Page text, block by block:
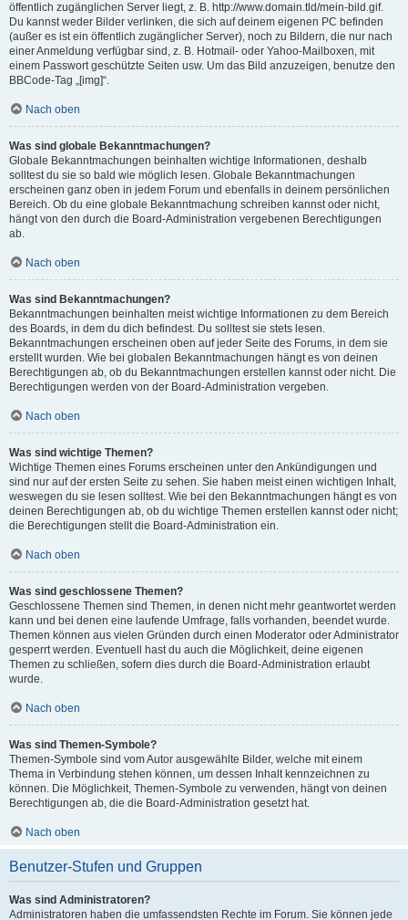
öffentlich zugänglichen Server liegt, z. B. http://www.domain.tld/mein-bild.gif.
Du kannst weder Bilder verlinken, die sich auf deinem eigenen PC befinden
(außer es ist ein öffentlich zugänglicher Server), noch zu Bildern, die nur nach
einer Anmeldung verfügbar sind, z. B. Hotmail- oder Yahoo-Mailboxen, mit
einem Passwort geschützte Seiten usw. Um das Bild anzuzeigen, benutze den
BBCode-Tag „[img]“.
Nach oben
Was sind globale Bekanntmachungen?
Globale Bekanntmachungen beinhalten wichtige Informationen, deshalb
solltest du sie so bald wie möglich lesen. Globale Bekanntmachungen
erscheinen ganz oben in jedem Forum und ebenfalls in deinem persönlichen
Bereich. Ob du eine globale Bekanntmachung schreiben kannst oder nicht,
hängt von den durch die Board-Administration vergebenen Berechtigungen
ab.
Nach oben
Was sind Bekanntmachungen?
Bekanntmachungen beinhalten meist wichtige Informationen zu dem Bereich
des Boards, in dem du dich befindest. Du solltest sie stets lesen.
Bekanntmachungen erscheinen oben auf jeder Seite des Forums, in dem sie
erstellt wurden. Wie bei globalen Bekanntmachungen hängt es von deinen
Berechtigungen ab, ob du Bekanntmachungen erstellen kannst oder nicht. Die
Berechtigungen werden von der Board-Administration vergeben.
Nach oben
Was sind wichtige Themen?
Wichtige Themen eines Forums erscheinen unter den Ankündigungen und
sind nur auf der ersten Seite zu sehen. Sie haben meist einen wichtigen Inhalt,
weswegen du sie lesen solltest. Wie bei den Bekanntmachungen hängt es von
deinen Berechtigungen ab, ob du wichtige Themen erstellen kannst oder nicht;
die Berechtigungen stellt die Board-Administration ein.
Nach oben
Was sind geschlossene Themen?
Geschlossene Themen sind Themen, in denen nicht mehr geantwortet werden
kann und bei denen eine laufende Umfrage, falls vorhanden, beendet wurde.
Themen können aus vielen Gründen durch einen Moderator oder Administrator
gesperrt werden. Eventuell hast du auch die Möglichkeit, deine eigenen
Themen zu schließen, sofern dies durch die Board-Administration erlaubt
wurde.
Nach oben
Was sind Themen-Symbole?
Themen-Symbole sind vom Autor ausgewählte Bilder, welche mit einem
Thema in Verbindung stehen können, um dessen Inhalt kennzeichnen zu
können. Die Möglichkeit, Themen-Symbole zu verwenden, hängt von deinen
Berechtigungen ab, die die Board-Administration gesetzt hat.
Nach oben
Benutzer-Stufen und Gruppen
Was sind Administratoren?
Administratoren haben die umfassendsten Rechte im Forum. Sie können jede